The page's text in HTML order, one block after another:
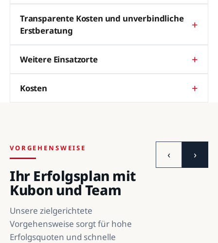
Transparente Kosten und unverbindliche
Erstberatung
Weitere Einsatzorte
Kosten
VORGEHENSWEISE
Ihr Erfolgsplan mit
Kubon und Team
Unsere zielgerichtete
Vorgehensweise sorgt für hohe
Erfolgsquoten und schnelle
‹ ›